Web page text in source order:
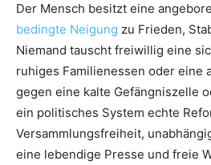
Der Mensch besitzt eine
bedingte Neigung zu Frieden,
Niemand tauscht freiwillig eine
ruhiges Familienessen oder eine
gegen eine kalte Gefängniszelle
ein politisches System echte
Versammlungsfreiheit,
eine lebendige Presse und freie